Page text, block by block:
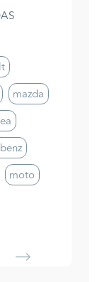
mazda
moto